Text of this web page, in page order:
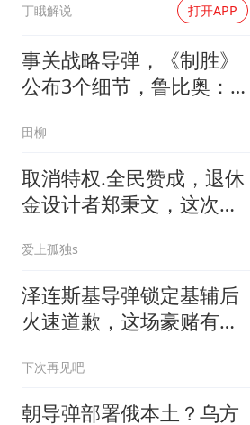
丁睋解说 打开APP
事关战略导弹，《制胜》
公布3个细节，鲁比奥：
田柳
取消特权.全民赞成，退休
金设计者郑秉文，这次站
爱上孤独s
泽连斯基导弹锁定基辅后
火速道歉，这场豪赌有多
下次再见吧
朝导弹部署俄本土？乌方